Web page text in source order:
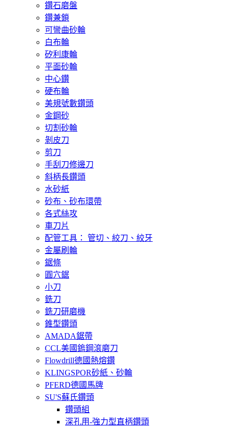
鑽石磨盤
鑽兼鎖
可彎曲砂輪
白布輪
矽利康輪
平面砂輪
中心鑽
硬布輪
美規號數鑽頭
金鋼砂
切割砂輪
剝皮刀
剪刀
手刮刀修邊刀
斜柄長鑽頭
水砂紙
砂布、砂布環帶
各式絲攻
車刀片
配管工具： 管切、絞刀、絞牙
金屬刷輪
鋸條
圓穴鋸
小刀
銑刀
銑刀研磨機
錐型鑽頭
AMADA鋸帶
CCL美國鎢鋼滾磨刀
Flowdrill德國熱熔鑽
KLINGSPOR砂紙、砂輪
PFERD德國馬牌
SU'S蘇氏鑽頭
鑽頭組
深孔用-強力型直柄鑽頭